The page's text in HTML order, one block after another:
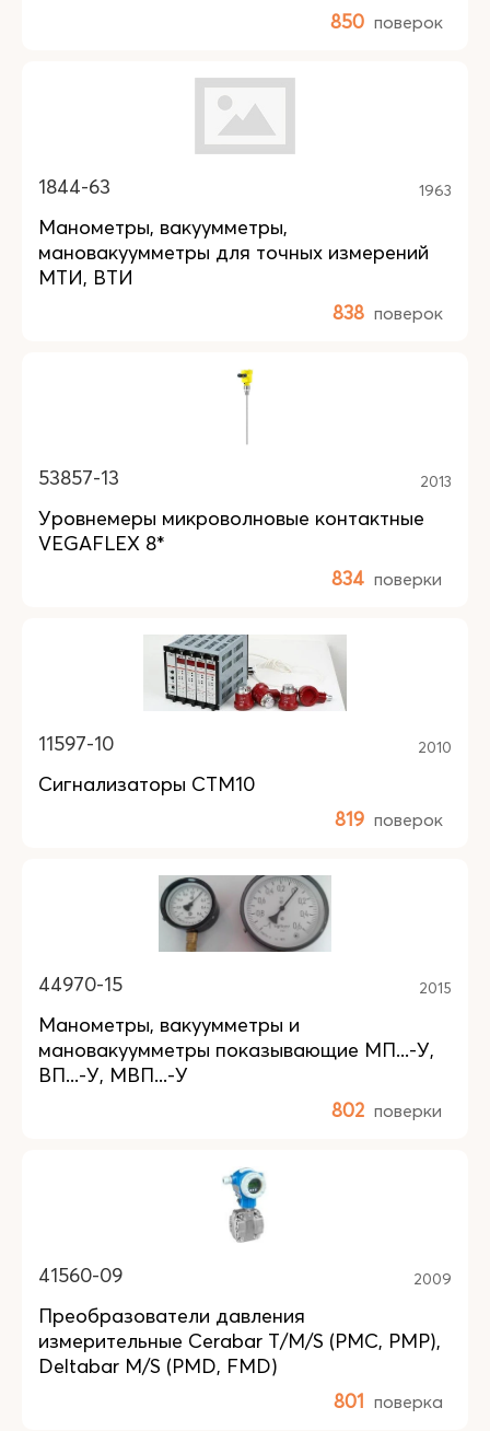
850 поверок
1844-63 1963
Манометры, вакуумметры,
мановакуумметры для точных измерений
МТИ, ВТИ
838 поверок
53857-13 2013
Уровнемеры микроволновые контактные
VEGAFLEX 8*
834 поверки
11597-10 2010
Сигнализаторы СТМ10
819 поверок
44970-15 2015
Манометры, вакуумметры и
мановакуумметры показывающие МП...-У,
ВП...-У, МВП...-У
802 поверки
41560-09 2009
Преобразователи давления
измерительные Cerabar Т/M/S (PMC, PMP),
Deltabar M/S (PMD, FMD)
801 поверка